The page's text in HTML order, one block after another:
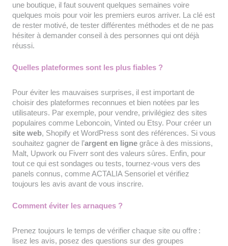
une boutique, il faut souvent quelques semaines voire
quelques mois pour voir les premiers euros arriver. La clé est
de rester motivé, de tester différentes méthodes et de ne pas
hésiter à demander conseil à des personnes qui ont déjà
réussi.
Quelles plateformes sont les plus fiables ?
Pour éviter les mauvaises surprises, il est important de
choisir des plateformes reconnues et bien notées par les
utilisateurs. Par exemple, pour vendre, privilégiez des sites
populaires comme Leboncoin, Vinted ou Etsy. Pour créer un
site web, Shopify et WordPress sont des références. Si vous
souhaitez gagner de l’argent en ligne grâce à des missions,
Malt, Upwork ou Fiverr sont des valeurs sûres. Enfin, pour
tout ce qui est sondages ou tests, tournez-vous vers des
panels connus, comme ACTALIA Sensoriel et vérifiez
toujours les avis avant de vous inscrire.
Comment éviter les arnaques ?
Prenez toujours le temps de vérifier chaque site ou offre :
lisez les avis, posez des questions sur des groupes